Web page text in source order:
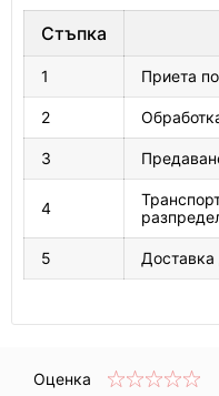
Стъпка
1 Приета
2
3
4
5
Оценка